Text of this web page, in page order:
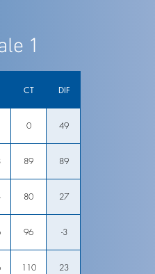
1
CT DIF
0 49
89 89
80 27
96 -3
110 23